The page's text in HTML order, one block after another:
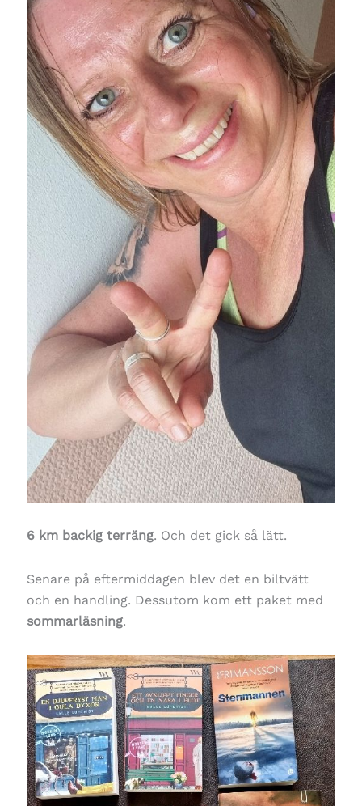
6 km backig terräng. Och det gick så lätt.
Senare på eftermiddagen blev det en biltvätt
och en handling. Dessutom kom ett paket med
sommarläsning.